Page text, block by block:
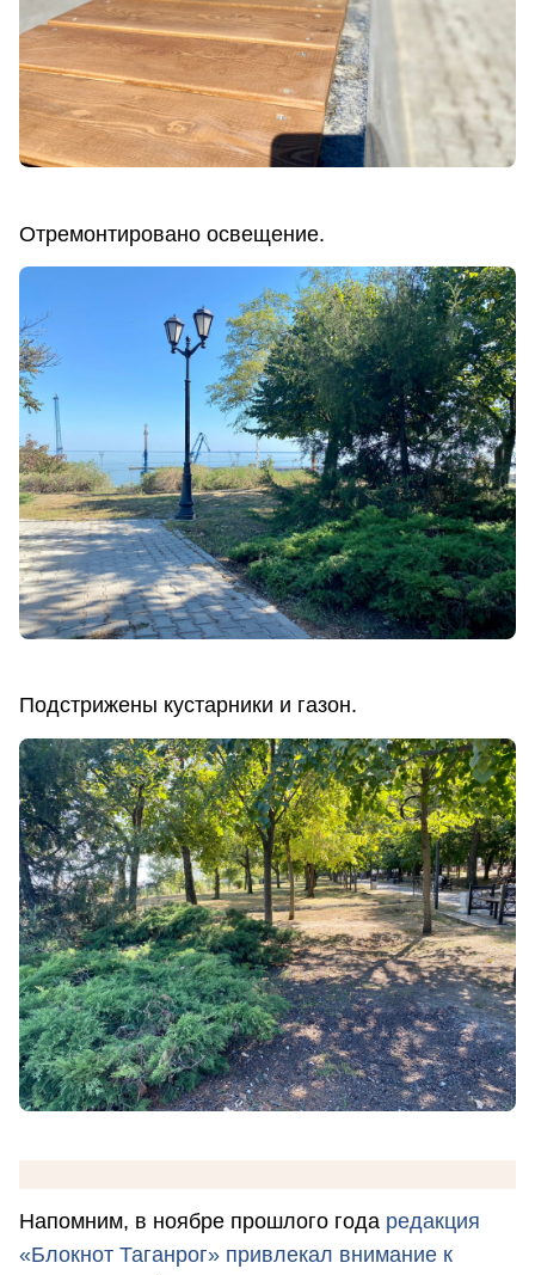
Отремонтировано освещение.
Подстрижены кустарники и газон.
Напомним, в ноябре прошлого года редакция
«Блокнот Таганрог» привлекал внимание к